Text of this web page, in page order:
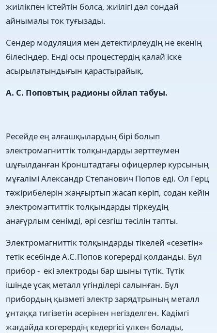
жиілікпен істейтін болса, жиілігі дәл сондай
айнымалы ток туғызады.
Сендер модуляция мен детектирлеудің не екенің
білесіңдер. Енді осы процестердің қалай іске
асырылатындығын қарастырайық.
А. С. Поповтың радионы ойлап табуы.
Ресейде ең алғашқылардың бірі болып
электромагниттік толқындарды зерттеумен
шұғылданған Кронштадтағы офицерлер курсының
мұғалімі Александр Степанович Попов еді. Ол Герц
тәжірибелерін жаңғыртып жасап көріп, содан кейін
электромагтиттік толқындарды тіркеудің
анағұрлым сенімді, әрі сезгіш тәсілін тапты.
Электромагниттік толқындарды тікелей «сезетін»
тетік есебінде А.С.Попов когерерді қолданды. Бұл
прибор - екі электроды бар шыны түтік. Түтік
ішінде ұсақ металл үгінділері салынған. Бұл
прибордың қызметі электр зарядтрының металл
ұнтаққа тигізетін әсерінен негізделген. Кәдімгі
жағдайда когерердің кедергісі үлкен болады,